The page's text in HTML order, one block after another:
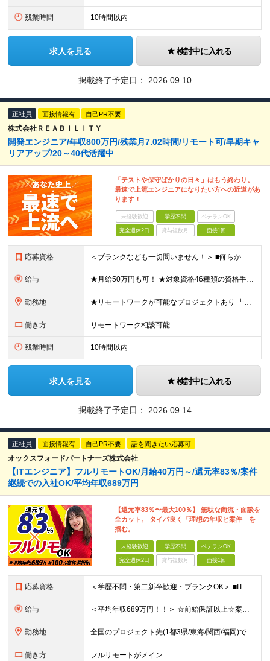
残業時間 10時間以内
求人を見る 検討中に入れる
掲載終了予定日： 2026.09.10
正社員 面接情報有 自己PR不要
株式会社ＲＥＡＢＩＬＩＴＹ
開発エンジニア/年収800万円/残業月7.02時間/リモート可/早期キャ
リアアップ/20～40代活躍中
「テストや保守ばかりの日々」はもう終わり。
最速で上流エンジニアになりたい方への近道があ
ります！
未経験歓迎 学歴不問 ベテランOK
完全週休2日 賞与複数月 面接1回
応募資格 ＜ブランクなども一切問いません！＞ ■何らかのシステム開発経験をお持ちの方 （開発・インフラ不問） ■学歴不問 ★女性社員が多く活躍している環境です！ 例として、役員、部門長の中には女性もいます。
給与 ★月給50万円も可！ ★対象資格46種類の資格手当あり 月給27万円～50万円＋各種手当＋インセンティブ ※試用期間3ヶ月あり（期間中の給与・待遇に差異なし） ※上記月給には6.7時間分・1万円以上
勤務地 ★リモートワークが可能なプロジェクトあり ┗出社8割リモート2割！ 東京オフィス、または東京・神奈川・埼玉・千葉のプロジェクト先での勤務となります。 ＼オンライン面接実施中！／ ★上京をしたい方など
働き方 リモートワーク相談可能
残業時間 10時間以内
求人を見る 検討中に入れる
掲載終了予定日： 2026.09.14
正社員 面接情報有 自己PR不要 話を聞きたい応募可
オックスフォードパートナーズ株式会社
【ITエンジニア】フルリモートOK/月給40万円～/還元率83％/案件
継続での入社OK/平均年収689万円
【還元率83％〜最大100％】 無駄な商流・面談を
全カット。 タイパ良く「理想の年収と案件」を
掴む。
未経験歓迎 学歴不問 ベテランOK
完全週休2日 賞与複数月 面接1回
応募資格 ＜学歴不問・第二新卒歓迎・ブランクOK＞ ■ITシステム／インフラの開発・運用・保守いずれかの工程に携わった経験がある方 ┗ITエンジニアとして、1年以上活躍されている方を想定しています。 ┗分野、
給与 ＜平均年収689万円！！＞ ☆前給保証以上☆案件待機期間も給与保証あり☆ 月給40万円～120万円（固定残業代含む） ※経験や能力を考慮し決定します ※試用期間6ヶ月あり。条件や待遇に差異はありませ
勤務地 全国のプロジェクト先(1都3県/東海/関西/福岡)での勤務となります。 ★全国から参画可能な案件あり！ ★リモートワーク・リモート併用・常駐案件すべてあり！ ★転居を伴う転勤はナシ ┗1人1人の働き
働き方 フルリモートがメイン